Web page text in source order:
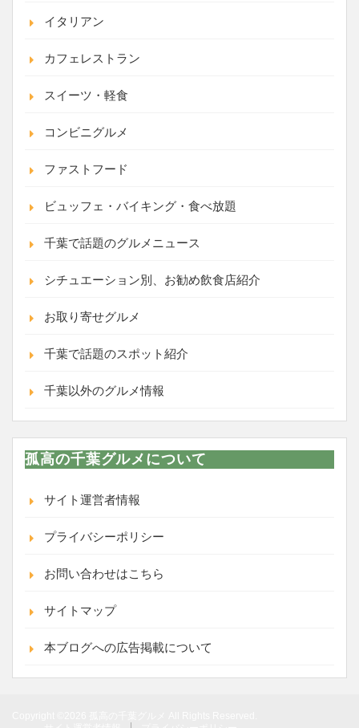
イタリアン
カフェレストラン
スイーツ・軽食
コンビニグルメ
ファストフード
ビュッフェ・バイキング・食べ放題
千葉で話題のグルメニュース
シチュエーション別、お勧め飲食店紹介
お取り寄せグルメ
千葉で話題のスポット紹介
千葉以外のグルメ情報
孤高の千葉グルメについて
サイト運営者情報
プライバシーポリシー
お問い合わせはこちら
サイトマップ
本ブログへの広告掲載について